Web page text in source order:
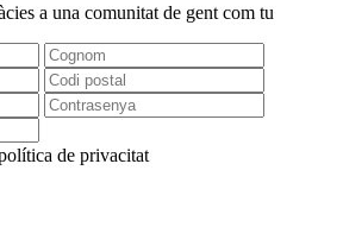
a una comunitat de gent com tu
de privacitat